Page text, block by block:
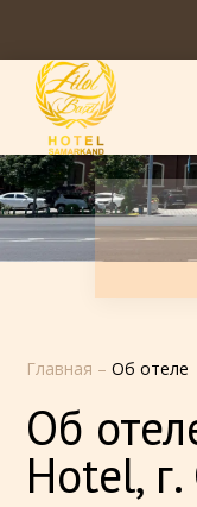
Главная –Об отеле
Об
Hotel,